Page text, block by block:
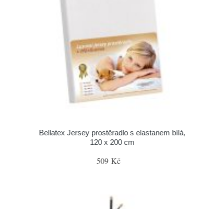
Bellatex Jersey prostěradlo s elastanem bílá,
120 x 200 cm
509 Kč